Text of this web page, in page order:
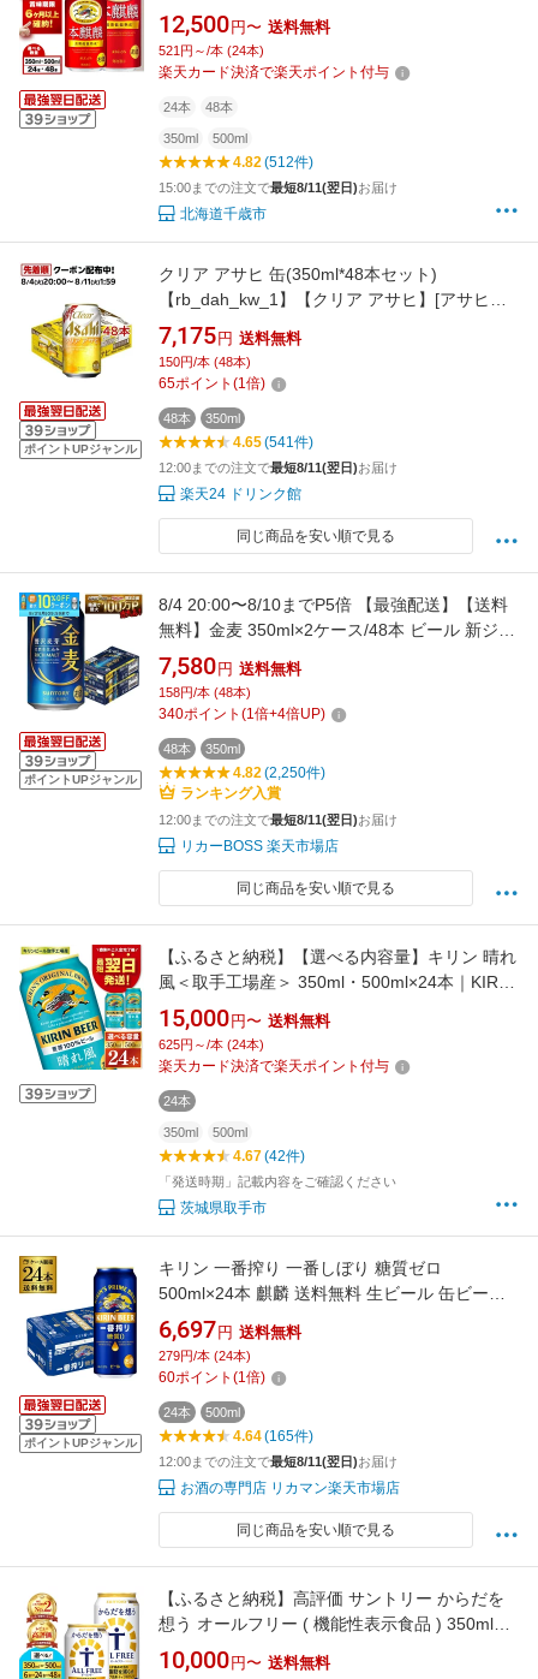
1〜2ケース（1ケース24本）北海道 ふるさと納
税 ビール お酒 ケース ギフト 酒【北海道千歳
市】ビール ギフト 麒麟 KIRIN
12,500 円〜 送料無料
521円～/本 (24本)
楽天カード決済で楽天ポイント付与
24本 48本
350ml 500ml
4.82(512件)
15:00までの注文で最短8/11(翌日)お届け
北海道千歳市
ポイントUPジャンル
クリア アサヒ 缶(350ml*48本セット)
【rb_dah_kw_1】【クリア アサヒ】[アサヒビ
ール/新ジャンル/クリアアサヒ]
7,175 円 送料無料
150円/本 (48本)
65ポイント (1倍)
48本 350ml
4.65(541件)
12:00までの注文で最短8/11(翌日)お届け
楽天24 ドリンク館
同じ商品を安い順で見る
ポイントUPジャンル
8/4 20:00〜8/10までP5倍 【最強配送】【送料
無料】金麦 350ml×2ケース/48本 ビール 新ジャ
ンル サントリービール
7,580 円 送料無料
158円/本 (48本)
340ポイント (1倍+4倍UP)
48本 350ml
4.82(2,250件)
ランキング入賞
12:00までの注文で最短8/11(翌日)お届け
リカーBOSS 楽天市場店
同じ商品を安い順で見る
【ふるさと納税】【選べる内容量】キリン 晴れ
風＜取手工場産＞ 350ml・500ml×24本｜KIRIN
麒麟 ビール 晴れ風 最短翌日 スピード発送 茨城
県 取手市
15,000 円〜 送料無料
625円～/本 (24本)
楽天カード決済で楽天ポイント付与
24本
350ml 500ml
4.67(42件)
「発送時期」記載内容をご確認ください
茨城県取手市
ポイントUPジャンル
キリン 一番搾り 一番しぼり 糖質ゼロ
500ml×24本 麒麟 送料無料 生ビール 缶ビール
500缶 ビール 国産 1ケース販売 一番搾り生 AIB
6,697 円 送料無料
279円/本 (24本)
60ポイント (1倍)
24本 500ml
4.64(165件)
12:00までの注文で最短8/11(翌日)お届け
お酒の専門店 リカマン楽天市場店
同じ商品を安い順で見る
【ふるさと納税】高評価 サントリー からだを
想う オールフリー ( 機能性表示食品 ) 350ml
500ml ( 選べる 1箱 2箱 / 単品 定期便 ) 24本 48
本 糖質0 糖質ゼロ プリン体0 カロリー0 ノンア
10,000 円〜 送料無料